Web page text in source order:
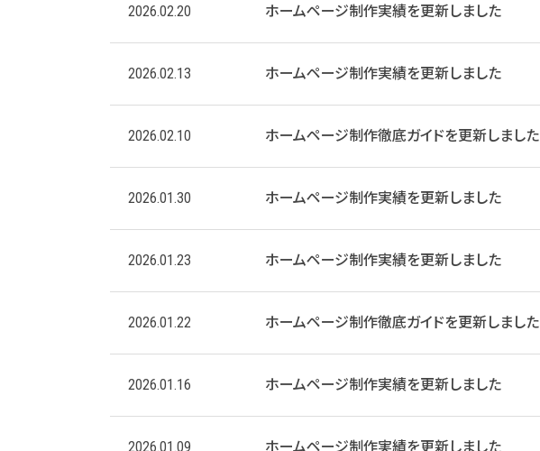
2026.02.20 ホームページ制作実績を更新しました
2026.02.13 ホームページ制作実績を更新しました
2026.02.10 ホームページ制作徹底ガイドを更新しました
2026.01.30 ホームページ制作実績を更新しました
2026.01.23 ホームページ制作実績を更新しました
2026.01.22 ホームページ制作徹底ガイドを更新しました
2026.01.16 ホームページ制作実績を更新しました
2026.01.09 ホームページ制作実績を更新しました